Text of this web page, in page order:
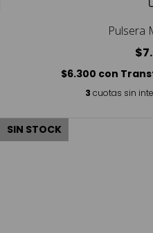
Pulsera
$6.300 con
3 cuotas sin
SIN STOCK